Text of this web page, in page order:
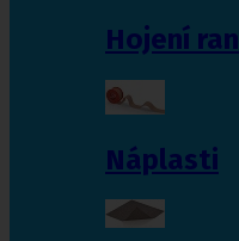
Hojení ran
Náplasti